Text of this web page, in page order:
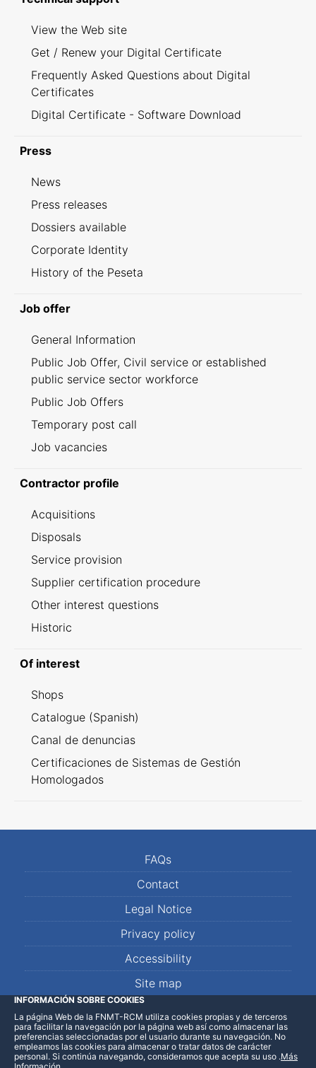
View the Web site
Get / Renew your Digital Certificate
Frequently Asked Questions about Digital
Certificates
Digital Certificate - Software Download
Press
News
Press releases
Dossiers available
Corporate Identity
History of the Peseta
Job offer
General Information
Public Job Offer, Civil service or established
public service sector workforce
Public Job Offers
Temporary post call
Job vacancies
Contractor profile
Acquisitions
Disposals
Service provision
Supplier certification procedure
Other interest questions
Historic
Of interest
Shops
Catalogue (Spanish)
Canal de denuncias
Certificaciones de Sistemas de Gestión
Homologados
FAQs
Contact
Legal Notice
Privacy policy
Accessibility
Site map
LinkedInFacebookWhatsApp
INFORMACIÓN SOBRE COOKIES
La página Web de la FNMT-RCM utiliza cookies propias y de terceros
para facilitar la navegación por la página web así como almacenar las
preferencias seleccionadas por el usuario durante su navegación. No
empleamos las cookies para almacenar o tratar datos de carácter
personal. Si continúa navegando, consideramos que acepta su uso .Más